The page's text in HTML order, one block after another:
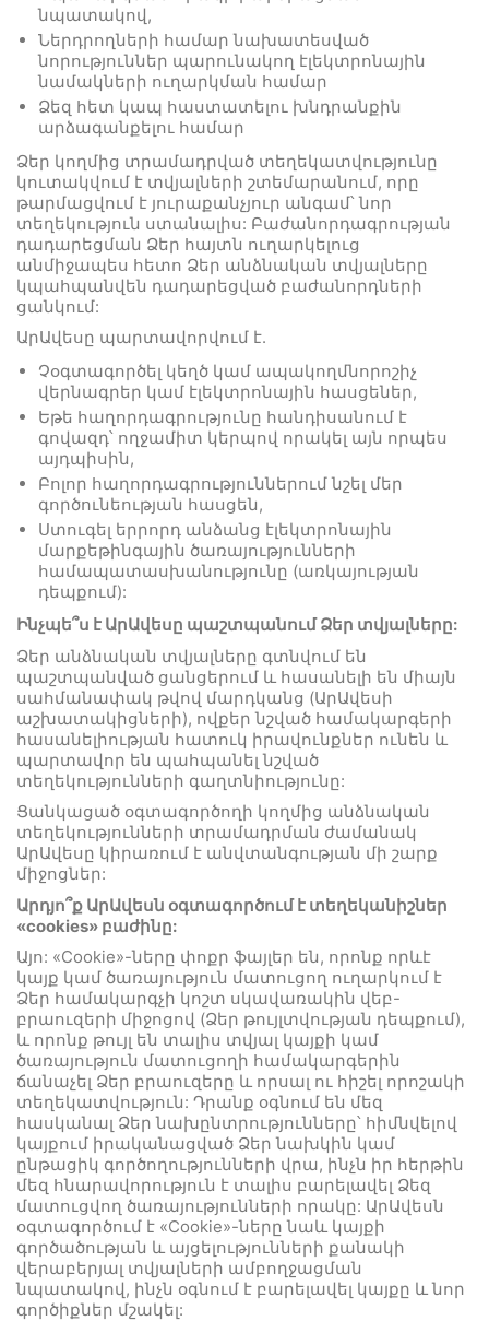
նպատակով,
Ներդրողների համար նախատեսված
նորություններ պարունակող էլեկտրոնային
նամակների ուղարկման համար
Ձեզ հետ կապ հաստատելու խնդրանքին
արձագանքելու համար
Ձեր կողմից տրամադրված տեղեկատվությունը
կուտակվում է տվյալների շտեմարանում, որը
թարմացվում է յուրաքանչյուր անգամ՝ նոր
տեղեկություն ստանալիս: Բաժանորդագրության
դադարեցման Ձեր հայտն ուղարկելուց
անմիջապես հետո Ձեր անձնական տվյալները
կպահպանվեն դադարեցված բաժանորդների
ցանկում:
ԱրԱվեսը պարտավորվում է.
Չօգտագործել կեղծ կամ ապակողմնորոշիչ
վերնագրեր կամ էլեկտրոնային հասցեներ,
Եթե հաղորդագրությունը հանդիսանում է
գովազդ՝ ողջամիտ կերպով որակել այն որպես
այդպիսին,
Բոլոր հաղորդագրություններում նշել մեր
գործունեության հասցեն,
Ստուգել երրորդ անձանց էլեկտրոնային
մարքեթինգային ծառայությունների
համապատասխանությունը (առկայության
դեպքում):
Ինչպե՞ս է ԱրԱվեսը պաշտպանում Ձեր տվյալները:
Ձեր անձնական տվյալները գտնվում են
պաշտպանված ցանցերում և հասանելի են միայն
սահմանափակ թվով մարդկանց (ԱրԱվեսի
աշխատակիցների), ովքեր նշված համակարգերի
հասանելիության հատուկ իրավունքներ ունեն և
պարտավոր են պահպանել նշված
տեղեկությունների գաղտնիությունը:
Ցանկացած օգտագործողի կողմից անձնական
տեղեկությունների տրամադրման ժամանակ
ԱրԱվեսը կիրառում է անվտանգության մի շարք
միջոցներ:
Արդյո՞ք ԱրԱվեսն օգտագործում է տեղեկանիշներ
«cookies» բաժինը:
Այո: «Cookie»-ները փոքր ֆայլեր են, որոնք որևէ
կայք կամ ծառայություն մատուցող ուղարկում է
Ձեր համակարգչի կոշտ սկավառակին վեբ-
բրաուզերի միջոցով (Ձեր թույլտվության դեպքում),
և որոնք թույլ են տալիս տվյալ կայքի կամ
ծառայություն մատուցողի համակարգերին
ճանաչել Ձեր բրաուզերը և որսալ ու հիշել որոշակի
տեղեկատվություն: Դրանք օգնում են մեզ
հասկանալ Ձեր նախընտրությունները՝ հիմնվելով
կայքում իրականացված Ձեր նախկին կամ
ընթացիկ գործողությունների վրա, ինչն իր հերթին
մեզ հնարավորություն է տալիս բարելավել Ձեզ
մատուցվող ծառայությունների որակը: ԱրԱվեսն
օգտագործում է «Cookie»-ները նաև կայքի
գործածության և այցելությունների քանակի
վերաբերյալ տվյալների ամբողջացման
նպատակով, ինչն օգնում է բարելավել կայքը և նոր
գործիքներ մշակել: